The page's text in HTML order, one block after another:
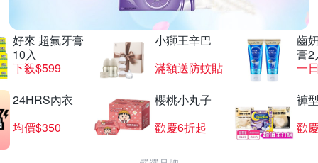
好來 超氟牙膏
10入
下殺$599
小獅王辛巴
滿額送防蚊貼
齒
膏2
一
24HRS內衣
均價$350
櫻桃小丸子
歡慶6折起
褲
歡